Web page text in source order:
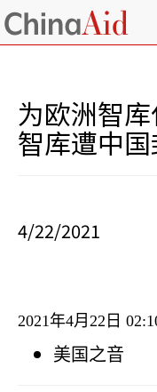
为欧洲智
智库遭中
4/22/2021
2021年4月 22 日
美国之音